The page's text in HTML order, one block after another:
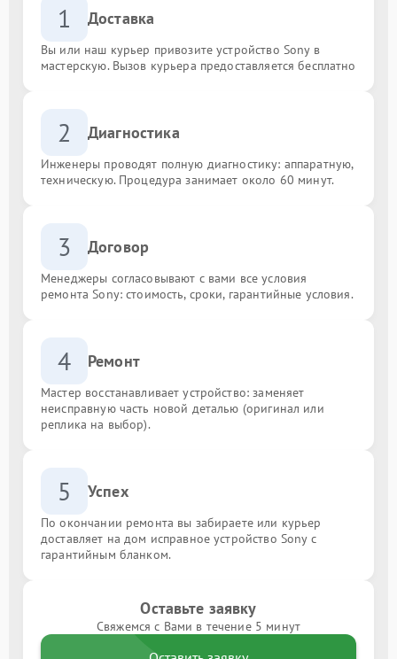
1 Доставка
Вы или наш курьер привозите устройство Sony в
мастерскую. Вызов курьера предоставляется бесплатно
2 Диагностика
Инженеры проводят полную диагностику: аппаратную,
техническую. Процедура занимает около 60 минут.
3 Договор
Менеджеры согласовывают с вами все условия
ремонта Sony: стоимость, сроки, гарантийные условия.
4 Ремонт
Мастер восстанавливает устройство: заменяет
неисправную часть новой деталью (оригинал или
реплика на выбор).
5 Успех
По окончании ремонта вы забираете или курьер
доставляет на дом исправное устройство Sony с
гарантийным бланком.
Оставьте заявку
Свяжемся с Вами в течение 5 минут